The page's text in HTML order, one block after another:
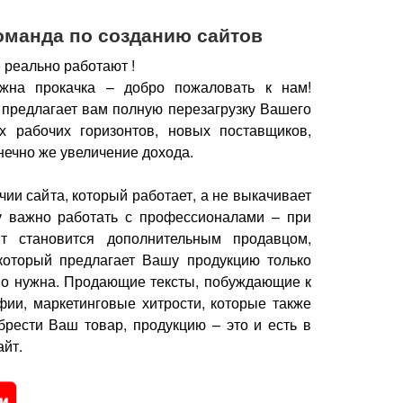
по созданию сайтов
работают !
прокачка – добро пожаловать к нам!
вам полную перезагрузку Вашего
горизонтов, новых поставщиков,
же увеличение дохода.
сайта, который работает, а не выкачивает
важно работать с профессионалами – при
становится дополнительным продавцом,
предлагает Вашу продукцию только
нужна. Продающие тексты, побуждающие к
маркетинговые хитрости, которые также
Ваш товар, продукцию – это и есть в